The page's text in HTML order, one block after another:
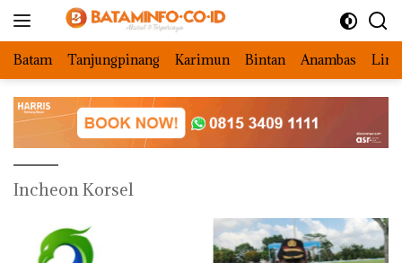
Batam Tanjungpinang Karimun Bintan Anambas
Incheon Korsel